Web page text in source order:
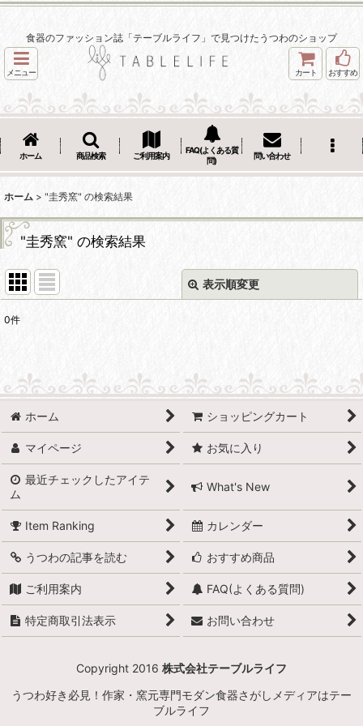
食器のファッション誌「テーブルライフ」で見つけたうつわのショップ
メニュー カート おすすめ
ホーム 商品検索 ご利用案内
FAQ(よくある質
問)
問い合わせ
ホーム > "圭秀窯" の検索結果
"圭秀窯" の検索結果
表示順変更
商品検索
並び順 :
絞り込む
0件
ホーム ショッピングカート
マイページ お気に入り
最近チェックしたアイテ
ム
What's New
Item Ranking カレンダー
うつわの記事を読む おすすめ商品
ご利用案内 FAQ(よくある質問)
特定商取引法表示 お問い合わせ
Copyright 2016 株式会社テーブルライフ
うつわ好き必見！作家・窯元専門モダン食器さがしメディアはテー
ブルライフ